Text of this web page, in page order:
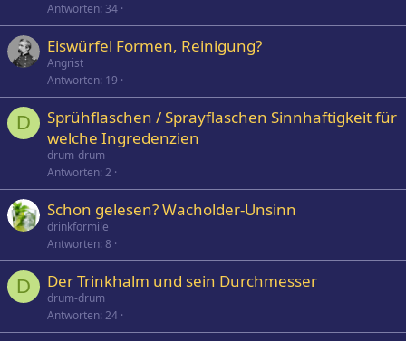
Antworten 34
Eiswürfel Formen, Reinigung?
Angrist
Antworten 19
D
Sprühflaschen / Sprayflaschen Sinnhaftigkeit für
welche Ingredenzien
drum-drum
Antworten 2
Schon gelesen? Wacholder-Unsinn
drinkformile
Antworten 8
D Der Trinkhalm und sein Durchmesser
drum-drum
Antworten 24